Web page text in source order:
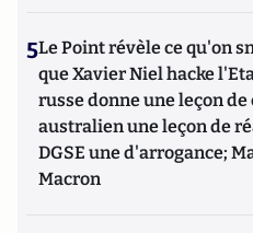
5Le Point révèle ce qu'on
que Xavier Niel hacke
russe donne une leçon de
australien une leçon de
DGSE une d'arrogance;
Macron